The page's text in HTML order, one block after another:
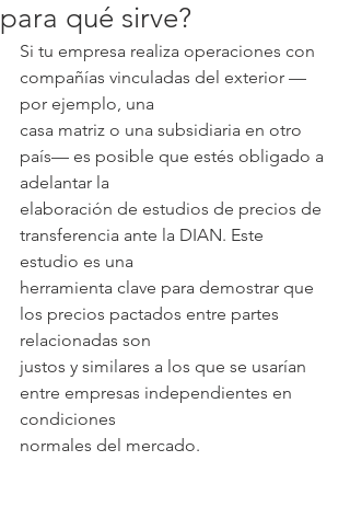
para qué sirve?
Si tu empresa realiza operaciones con
compañías vinculadas del exterior —
por ejemplo, una
casa matriz o una subsidiaria en otro
país— es posible que estés obligado a
adelantar la
elaboración de estudios de precios de
transferencia ante la DIAN. Este
estudio es una
herramienta clave para demostrar que
los precios pactados entre partes
relacionadas son
justos y similares a los que se usarían
entre empresas independientes en
condiciones
normales del mercado.